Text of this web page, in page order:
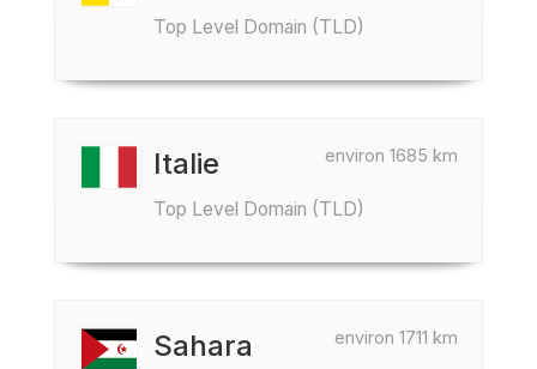
Top Level Domain (TLD)
environ 1685 km
Italie
Top Level Domain (TLD)
environ 1711 km
Sahara